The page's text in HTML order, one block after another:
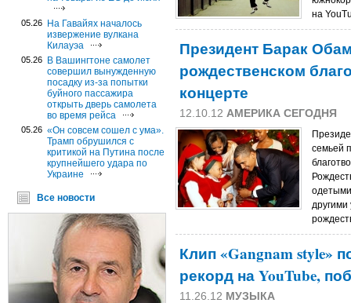
05.26
На Гавайях началось
извержение вулкана
Килауэа
05.26
В Вашингтоне самолет
совершил вынужденную
посадку из-за попытки
буйного пассажира
открыть дверь самолета
во время рейса
05.26 «Он совсем сошел с ума».
Трамп обрушился с
критикой на Путина после
крупнейшего удара по
Украине
Все новости
на
Президент Барак
рождественском
концерте
12.10.12 АМЕРИКА СЕГОДНЯ
семьей
другими
Клип «Gangnam style»
рекорд на YouTube,
11.26.12 МУЗЫКА